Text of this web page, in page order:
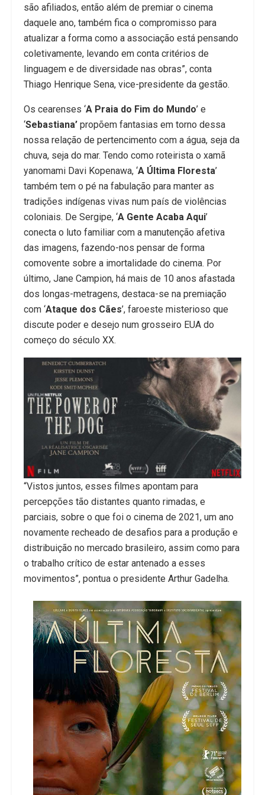
são afiliados, então além de premiar o cinema
daquele ano, também fica o compromisso para
atualizar a forma como a associação está pensando
coletivamente, levando em conta critérios de
linguagem e de diversidade nas obras”, conta
Thiago Henrique Sena, vice-presidente da gestão.
Os cearenses ‘A Praia do Fim do Mundo’ e
‘Sebastiana’ propõem fantasias em torno dessa
nossa relação de pertencimento com a água, seja da
chuva, seja do mar. Tendo como roteirista o xamã
yanomami Davi Kopenawa, ‘A Última Floresta’
também tem o pé na fabulação para manter as
tradições indígenas vivas num país de violências
coloniais. De Sergipe, ‘A Gente Acaba Aqui’
conecta o luto familiar com a manutenção afetiva
das imagens, fazendo-nos pensar de forma
comovente sobre a imortalidade do cinema. Por
último, Jane Campion, há mais de 10 anos afastada
dos longas-metragens, destaca-se na premiação
com ‘Ataque dos Cães’, faroeste misterioso que
discute poder e desejo num grosseiro EUA do
começo do século XX.
“Vistos juntos, esses filmes apontam para
percepções tão distantes quanto rimadas, e
parciais, sobre o que foi o cinema de 2021, um ano
novamente recheado de desafios para a produção e
distribuição no mercado brasileiro, assim como para
o trabalho crítico de estar antenado a esses
movimentos”, pontua o presidente Arthur Gadelha.